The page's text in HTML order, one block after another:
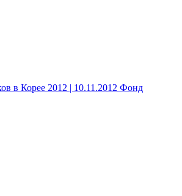
в Корее 2012 | 10.11.2012 Фонд